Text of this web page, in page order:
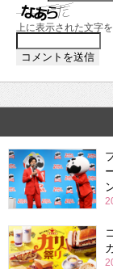
上に表示された文字